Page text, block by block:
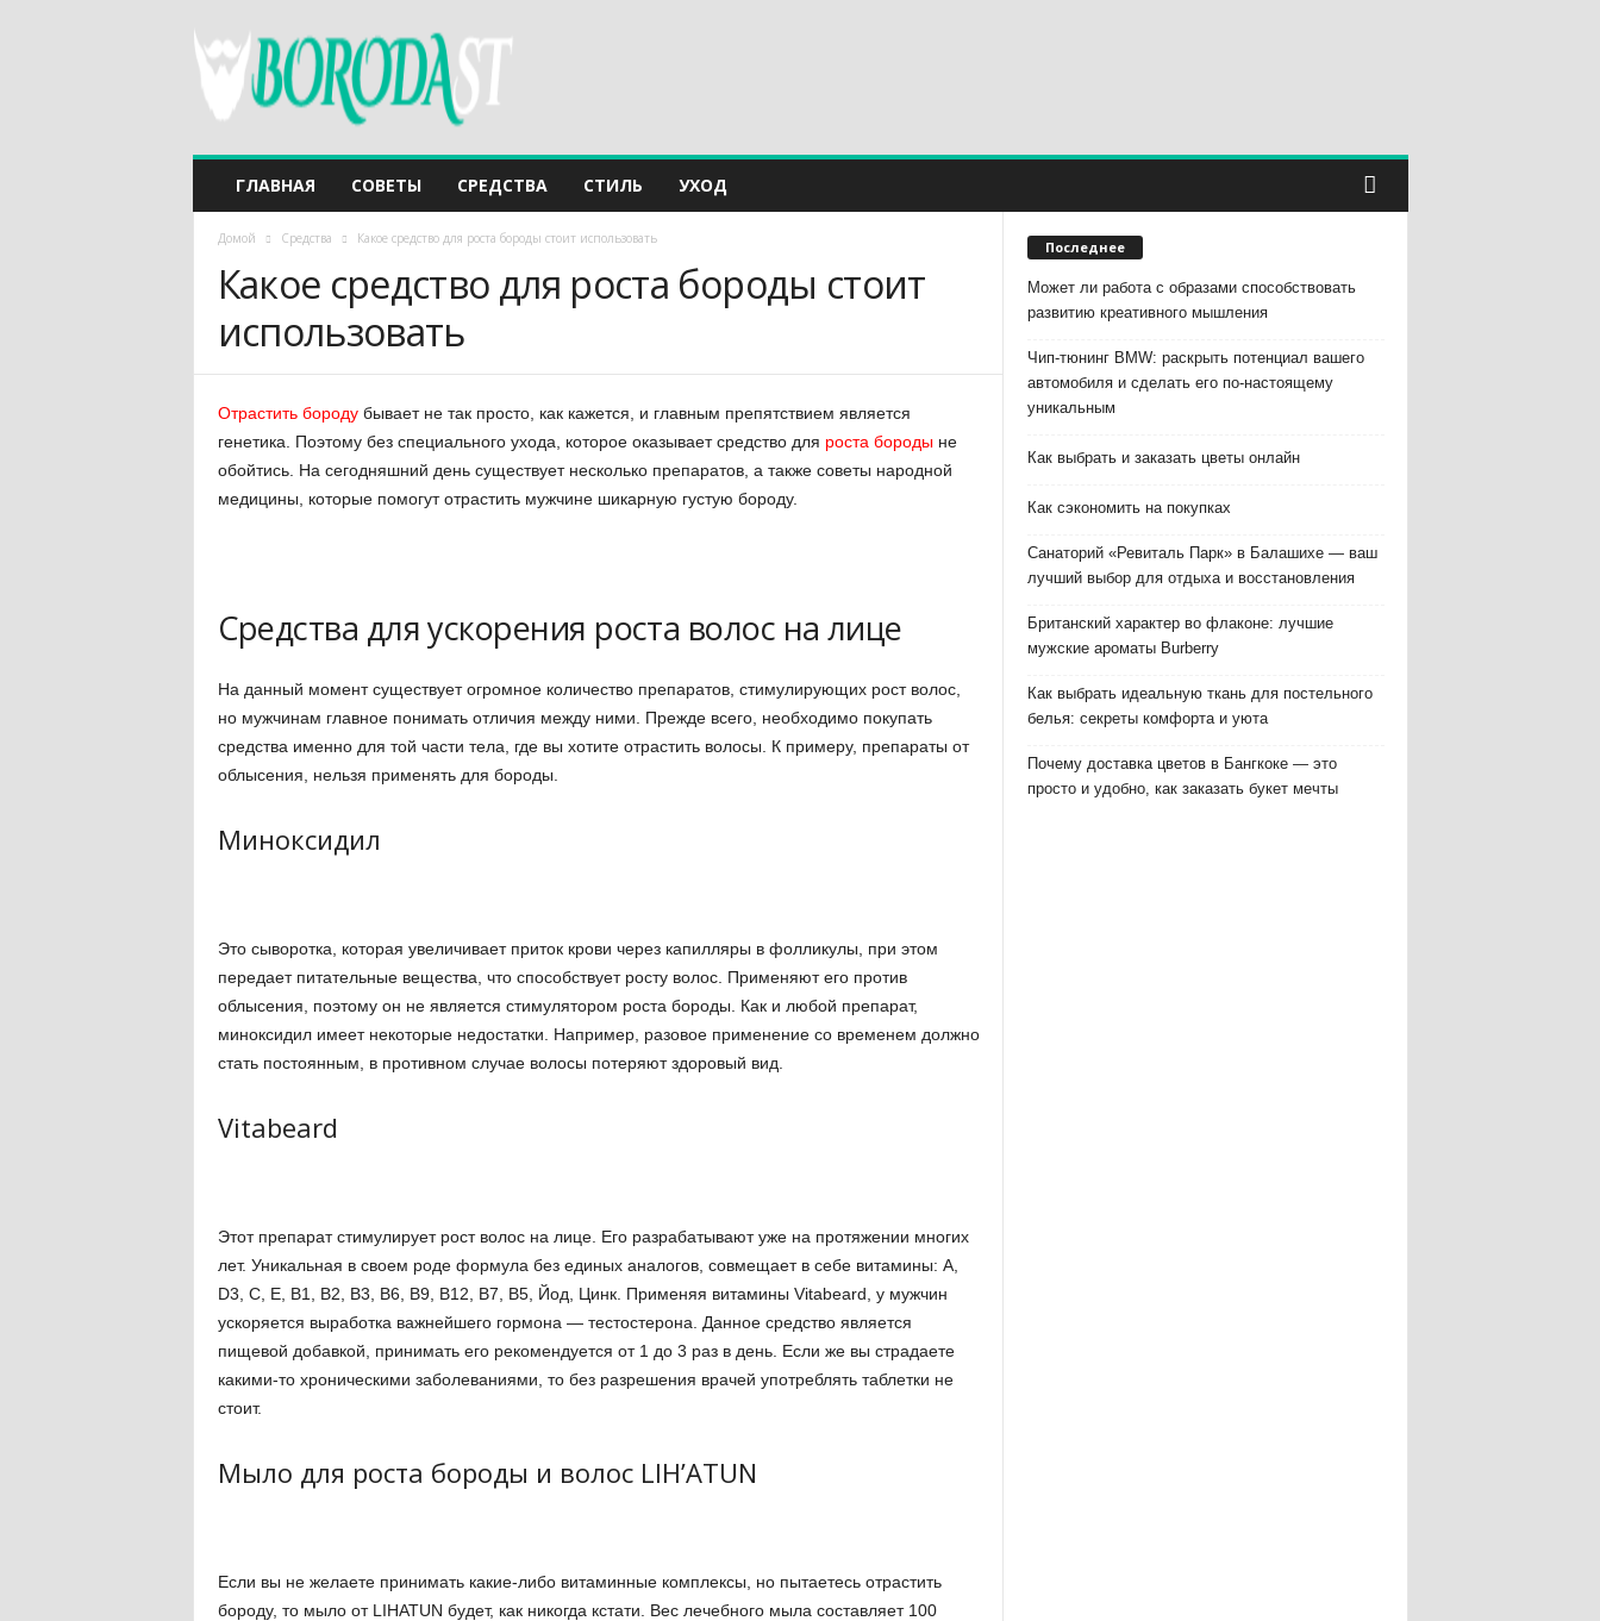
ГЛАВНАЯ СОВЕТЫ СРЕДСТВА СТИЛЬ УХОД
Домой Средства Какое средство для роста бороды стоит использовать
Какое средство для роста бороды стоит
использовать
Отрастить бородубывает не так просто, как кажется, и главным препятствием является
генетика. Поэтому без специального ухода, которое оказывает средство для роста бородыне
обойтись. На сегодняшний день существует несколько препаратов, а также советы народной
медицины, которые помогут отрастить мужчине шикарную густую бороду.
Средства для ускорения роста волос на лице
На данный момент существует огромное количество препаратов, стимулирующих рост волос,
но мужчинам главное понимать отличия между ними. Прежде всего, необходимо покупать
средства именно для той части тела, где вы хотите отрастить волосы. К примеру, препараты от
облысения, нельзя применять для бороды.
Миноксидил
Это сыворотка, которая увеличивает приток крови через капилляры в фолликулы, при этом
передает питательные вещества, что способствует росту волос. Применяют его против
облысения, поэтому он не является стимулятором роста бороды. Как и любой препарат,
миноксидил имеет некоторые недостатки. Например, разовое применение со временем должно
стать постоянным, в противном случае волосы потеряют здоровый вид.
Vitabeard
Этот препарат стимулирует рост волос на лице. Его разрабатывают уже на протяжении многих
лет. Уникальная в своем роде формула без единых аналогов, совмещает в себе витамины: A,
D3, C, E, В1, В2, В3, В6, B9, B12, B7, В5, Йод, Цинк. Применяя витамины Vitabeard, у мужчин
ускоряется выработка важнейшего гормона — тестостерона. Данное средство является
пищевой добавкой, принимать его рекомендуется от 1 до 3 раз в день. Если же вы страдаете
какими-то хроническими заболеваниями, то без разрешения врачей употреблять таблетки не
стоит.
Мыло для роста бороды и волос LIH’ATUN
Если вы не желаете принимать какие-либо витаминные комплексы, но пытаетесь отрастить
бороду, то мыло от LIHATUN будет, как никогда кстати. Вес лечебного мыла составляет 100
Последнее
Может ли работа с образами способствовать
развитию креативного мышления
Чип-тюнинг BMW: раскрыть потенциал вашего
автомобиля и сделать его по-настоящему
уникальным
Как выбрать и заказать цветы онлайн
Как сэкономить на покупках
Санаторий «Ревиталь Парк» в Балашихе — ваш
лучший выбор для отдыха и восстановления
Британский характер во флаконе: лучшие
мужские ароматы Burberry
Как выбрать идеальную ткань для постельного
белья: секреты комфорта и уюта
Почему доставка цветов в Бангкоке — это
просто и удобно, как заказать букет мечты